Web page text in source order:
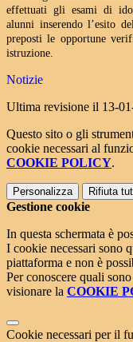
effettuati gli esami di
alunni inserendo l’esito
preposti le opportune
istruzione.
Notizie
Ultima revisione il 13-
Questo sito o gli
cookie necessari al
COOKIE POLICY.
Personalizza Rifiuta
Gestione cookie
In questa schermata è
I cookie necessari sono
piattaforma e non è
Per conoscere quali
visionare la COOKIE
Cookie necessari per il